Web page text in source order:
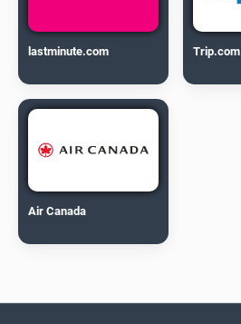
lastminute.com Trip.com
Air Canada